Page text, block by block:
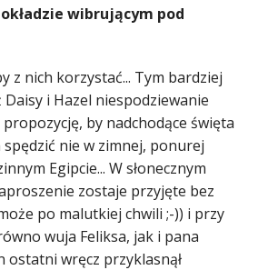
wibrującym pod
z nich korzystać... Tym bardziej
i Hazel niespodziewanie
by nadchodące święta
nie w zimnej, ponurej
Egipcie... W słonecznym
zostaje przyjęte bez
po malutkiej chwili ;-)) i przy
wuja Feliksa, jak i pana
ostatni wręcz przyklasnął